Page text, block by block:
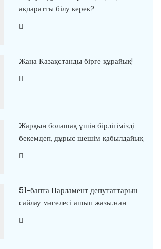
ақпаратты білу керек?
Жаңа Қазақстанды бірге құрайық!
Жарқын болашақ үшін бірлігімізді
бекемдеп, дұрыс шешім қабылдайық
51-бапта Парламент депутаттарын
сайлау мәселесі ашып жазылған